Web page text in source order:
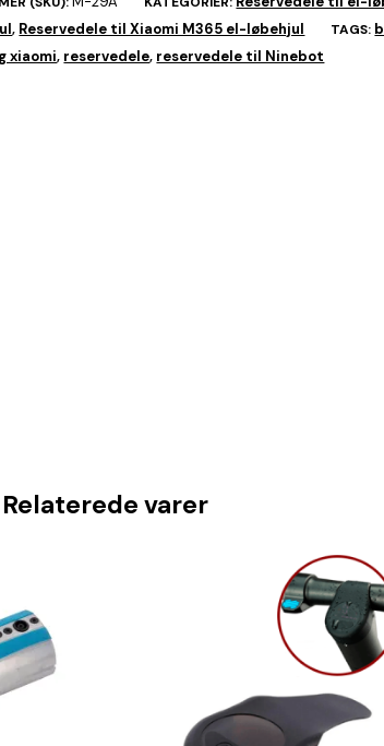
, Reservedele til Xiaomi M365 el-løbehjul TAGS:
xiaomi, reservedele, reservedele til Ninebot
Relaterede varer